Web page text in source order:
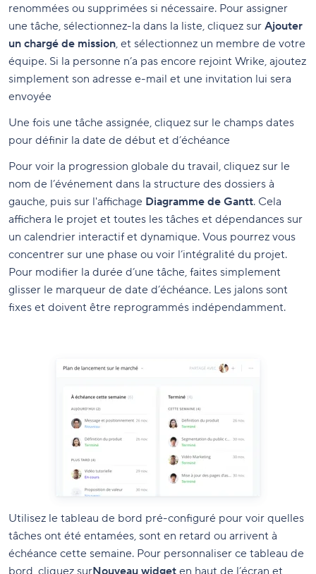
renommées ou supprimées si nécessaire. Pour assigner
une tâche, sélectionnez-la dans la liste, cliquez sur Ajouter
un chargé de mission, et sélectionnez un membre de votre
équipe. Si la personne n’a pas encore rejoint Wrike, ajoutez
simplement son adresse e-mail et une invitation lui sera
envoyée
Une fois une tâche assignée, cliquez sur le champs dates
pour définir la date de début et d’échéance
Pour voir la progression globale du travail, cliquez sur le
nom de l’événement dans la structure des dossiers à
gauche, puis sur l'affichage Diagramme de Gantt. Cela
affichera le projet et toutes les tâches et dépendances sur
un calendrier interactif et dynamique. Vous pourrez vous
concentrer sur une phase ou voir l’intégralité du projet.
Pour modifier la durée d’une tâche, faites simplement
glisser le marqueur de date d’échéance. Les jalons sont
fixes et doivent être reprogrammés indépendamment.
Utilisez le tableau de bord pré-configuré pour voir quelles
tâches ont été entamées, sont en retard ou arrivent à
échéance cette semaine. Pour personnaliser ce tableau de